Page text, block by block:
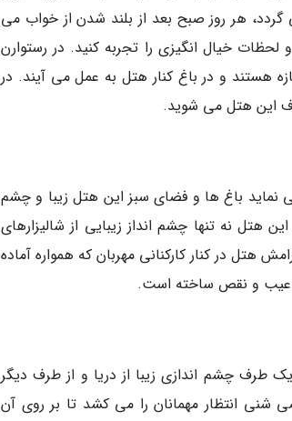
هر روز صبح بعد از بلند شدن از خواب می
لحظات خیال انگیزی را تجربه کنید. در رستوارن
هستند و در باغ کنار هتل به عمل می آیند. در
این هتل می شوید.
نماید باغ ها و فضای سبز این هتل زیبا و چشم
هتل نه تنها چشم انداز زیبایی از شالیزارهای
هتل در کنار کارکنانی مهربان که همواره آماده
عیب و نقص ساخته است.
یک طرف چشم اندازی زیبا از دریا و از طرف دیگر
انتظار مهمانان را می کشد تا بر روی آن